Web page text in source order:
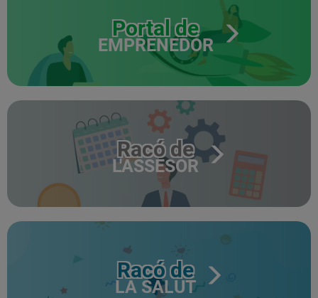
Portal de
EMPRENEDOR
Racó de
L'ASSESOR
Racó de
LA SALUT